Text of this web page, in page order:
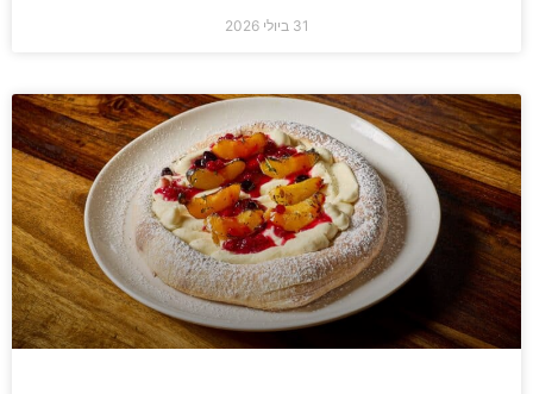
31 ביולי 2026